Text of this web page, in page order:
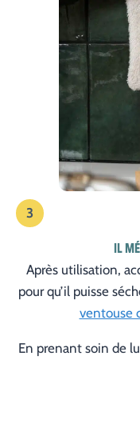
3
IL
Après utilisation,
pour qu’il puisse
ventouse
En prenant soin de